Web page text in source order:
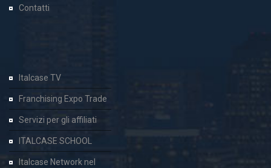
Contatti
Italcase TV
Franchising Expo Trade
Servizi per gli affiliati
ITALCASE SCHOOL
Italcase Network nel